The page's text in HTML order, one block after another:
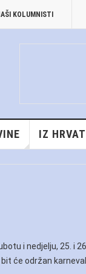
KOLUMNISTI
IZ
i nedjelju, 25. i
će održan